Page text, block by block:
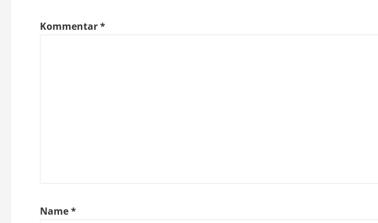
Kommentar*
Name*